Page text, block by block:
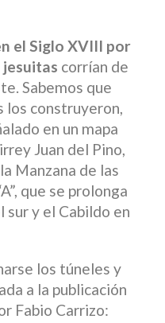
el Siglo XVIII por
corrían de
Sabemos que
los construyeron,
en un mapa
Juan del Pino,
Manzana de las
que se prolonga
sur y el Cabildo en
los túneles y
a la publicación
Fabio Carrizo: